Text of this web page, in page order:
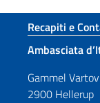
Recapiti e
Ambasciata
Gammel
2900 Hellerup